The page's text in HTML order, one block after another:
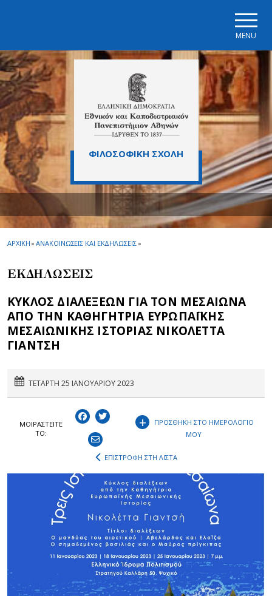
MENU
ΦΙΛΟΣΟΦΙΚΗ ΣΧΟΛΗ
ΑΡΧΙΚΗ» ΑΝΑΚΟΙΝΩΣΕΙΣ ΚΑΙ ΕΚΔΗΛΩΣΕΙΣ»
ΕΚΔΗΛΩΣΕΙΣ
ΚΥΚΛΟΣ ΔΙΑΛΕΞΕΩΝ ΓΙΑ ΤΟΝ ΜΕΣΑΙΩΝΑ
ΑΠΟ ΤΗΝ ΚΑΘΗΓΗΤΡΙΑ ΕΥΡΩΠΑΪΚΗΣ
ΜΕΣΑΙΩΝΙΚΗΣ ΙΣΤΟΡΙΑΣ ΝΙΚΟΛΕΤΤΑ
ΓΙΑΝΤΣΗ
ΤΕΤΑΡΤΗ 25 ΙΑΝΟΥΑΡΙΟΥ 2023
ΜΟΙΡΑΣΤEIΤΕ
ΤΟ:
+
ΠΡΟΣΘΗΚΗ ΣΤΟ ΗΜΕΡΟΛΟΓΙΟ
ΜΟΥ
ΕΠΙΣΤΡΟΦΗ ΣΤΗ ΛΙΣΤΑ